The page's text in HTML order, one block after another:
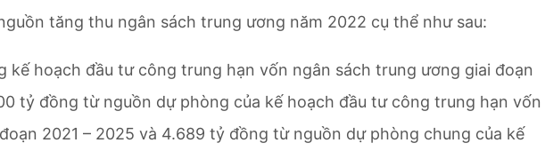
tăng thu ngân sách trung ương năm 2022 cụ thể như sau:
kế hoạch đầu tư công trung hạn vốn ngân sách trung ương giai đoạn
tỷ đồng từ nguồn dự phòng của kế hoạch đầu tư công trung hạn vốn
2021 – 2025 và 4.689 tỷ đồng từ nguồn dự phòng chung của kế